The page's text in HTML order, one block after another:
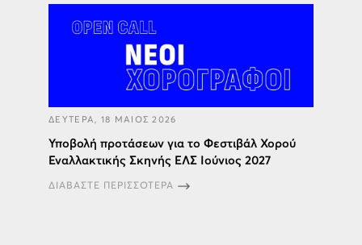
ΔΕΥΤΕΡΑ, 18 ΜΑΙΟΣ 2026
Υποβολή προτάσεων για το Φεστιβάλ Χορού
Εναλλακτικής Σκηνής ΕΛΣ Ιούνιος 2027
ΔΙΑΒΑΣΤΕ ΠΕΡΙΣΣΟΤΕΡΑ